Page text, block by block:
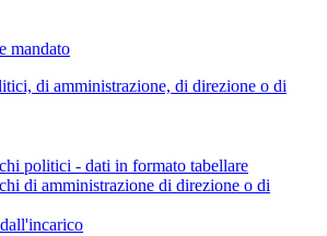
mandato
di amministrazione, di direzione o di
politici - dati in formato tabellare
di amministrazione di direzione o di